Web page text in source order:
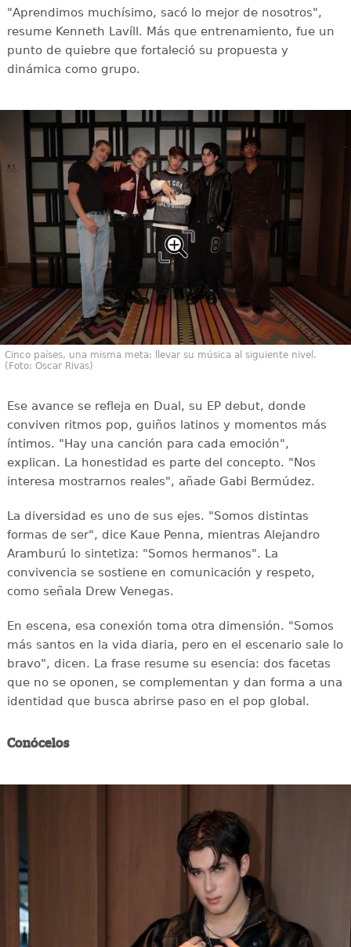
"Aprendimos muchísimo, sacó lo mejor de nosotros",
resume Kenneth Lavíll. Más que entrenamiento, fue un
punto de quiebre que fortaleció su propuesta y
dinámica como grupo.
Cinco países, una misma meta: llevar su música al siguiente nivel.
(Foto: Oscar Rivas)
Ese avance se refleja en Dual, su EP debut, donde
conviven ritmos pop, guiños latinos y momentos más
íntimos. "Hay una canción para cada emoción",
explican. La honestidad es parte del concepto. "Nos
interesa mostrarnos reales", añade Gabi Bermúdez.
La diversidad es uno de sus ejes. "Somos distintas
formas de ser", dice Kaue Penna, mientras Alejandro
Aramburú lo sintetiza: "Somos hermanos". La
convivencia se sostiene en comunicación y respeto,
como señala Drew Venegas.
En escena, esa conexión toma otra dimensión. "Somos
más santos en la vida diaria, pero en el escenario sale lo
bravo", dicen. La frase resume su esencia: dos facetas
que no se oponen, se complementan y dan forma a una
identidad que busca abrirse paso en el pop global.
Conócelos